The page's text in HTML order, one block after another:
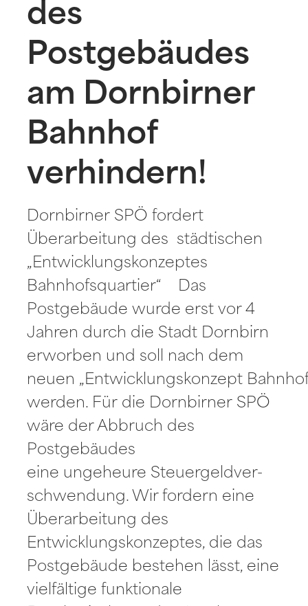
des
Postgebäudes
am Dornbirner
Bahnhof
verhindern!
Dornbirner SPÖ fordert
Überarbeitung des städtischen
„Entwicklungskonzeptes
Bahnhofsquartier“ Das
Postgebäude wurde erst vor 4
Jahren durch die Stadt Dornbirn
erworben und soll nach dem
neuen „Entwicklungskonzept
werden. Für die Dornbirner SPÖ
wäre der Abbruch des
Postgebäudes
eine ungeheure Steuergeldver-
schwendung. Wir fordern eine
Überarbeitung des
Entwicklungskonzeptes, die das
Postgebäude bestehen lässt, eine
vielfältige funktionale